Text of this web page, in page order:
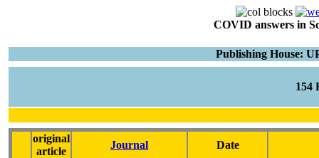
COVID answers in
Publishing House:
154
original
article
Journal
Date